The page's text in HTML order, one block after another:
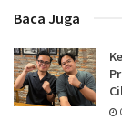
Baca Juga